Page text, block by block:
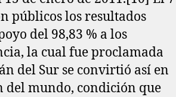
públicos los resultados
del 98,83 % a los
la cual fue proclamada
del Sur se convirtió así en
del mundo, condición que